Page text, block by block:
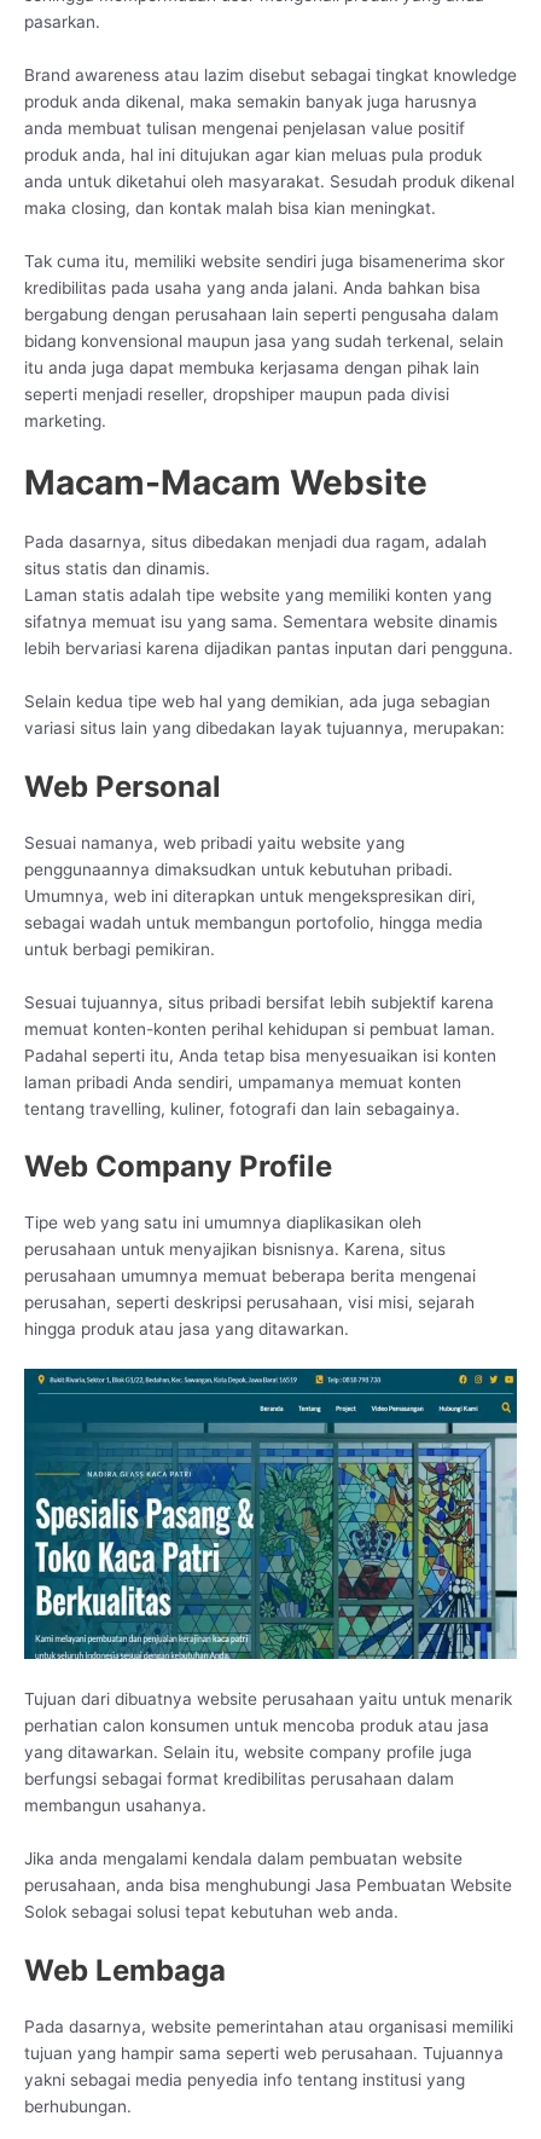
pasarkan.
Brand awareness atau lazim disebut sebagai tingkat knowledge
produk anda dikenal, maka semakin banyak juga harusnya
anda membuat tulisan mengenai penjelasan value positif
produk anda, hal ini ditujukan agar kian meluas pula produk
anda untuk diketahui oleh masyarakat. Sesudah produk dikenal
maka closing, dan kontak malah bisa kian meningkat.
Tak cuma itu, memiliki website sendiri juga bisamenerima skor
kredibilitas pada usaha yang anda jalani. Anda bahkan bisa
bergabung dengan perusahaan lain seperti pengusaha dalam
bidang konvensional maupun jasa yang sudah terkenal, selain
itu anda juga dapat membuka kerjasama dengan pihak lain
seperti menjadi reseller, dropshiper maupun pada divisi
marketing.
Macam-Macam Website
Pada dasarnya, situs dibedakan menjadi dua ragam, adalah
situs statis dan dinamis.
Laman statis adalah tipe website yang memiliki konten yang
sifatnya memuat isu yang sama. Sementara website dinamis
lebih bervariasi karena dijadikan pantas inputan dari pengguna.
Selain kedua tipe web hal yang demikian, ada juga sebagian
variasi situs lain yang dibedakan layak tujuannya, merupakan:
Web Personal
Sesuai namanya, web pribadi yaitu website yang
penggunaannya dimaksudkan untuk kebutuhan pribadi.
Umumnya, web ini diterapkan untuk mengekspresikan diri,
sebagai wadah untuk membangun portofolio, hingga media
untuk berbagi pemikiran.
Sesuai tujuannya, situs pribadi bersifat lebih subjektif karena
memuat konten-konten perihal kehidupan si pembuat laman.
Padahal seperti itu, Anda tetap bisa menyesuaikan isi konten
laman pribadi Anda sendiri, umpamanya memuat konten
tentang travelling, kuliner, fotografi dan lain sebagainya.
Web Company Profile
Tipe web yang satu ini umumnya diaplikasikan oleh
perusahaan untuk menyajikan bisnisnya. Karena, situs
perusahaan umumnya memuat beberapa berita mengenai
perusahan, seperti deskripsi perusahaan, visi misi, sejarah
hingga produk atau jasa yang ditawarkan.
Tujuan dari dibuatnya website perusahaan yaitu untuk menarik
perhatian calon konsumen untuk mencoba produk atau jasa
yang ditawarkan. Selain itu, website company profile juga
berfungsi sebagai format kredibilitas perusahaan dalam
membangun usahanya.
Jika anda mengalami kendala dalam pembuatan website
perusahaan, anda bisa menghubungi Jasa Pembuatan Website
Solok sebagai solusi tepat kebutuhan web anda.
Web Lembaga
Pada dasarnya, website pemerintahan atau organisasi memiliki
tujuan yang hampir sama seperti web perusahaan. Tujuannya
yakni sebagai media penyedia info tentang institusi yang
berhubungan.